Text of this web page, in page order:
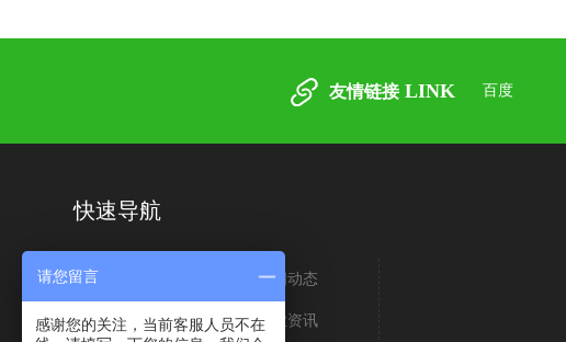
友情链接 LINK 百度
快速导航
关于我们
生产车间
新闻动态
行业资讯
请您留言
感谢您的关注，当前客服人员不在